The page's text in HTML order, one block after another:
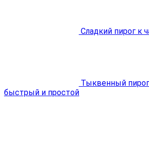
Сладкий пирог к
Тыквенный
быстрый и простой